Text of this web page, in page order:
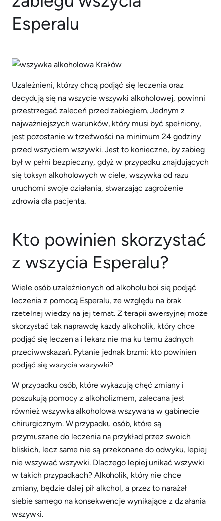
Esperalu
Uzależnieni, którzy chcą podjąć się leczenia oraz
decydują się na wszycie wszywki alkoholowej, powinni
przestrzegać zaleceń przed zabiegiem. Jednym z
najważniejszych warunków, który musi być spełniony,
jest pozostanie w trzeźwości na minimum 24 godziny
przed wszyciem wszywki. Jest to konieczne, by zabieg
był w pełni bezpieczny, gdyż w przypadku znajdujących
się toksyn alkoholowych w ciele, wszywka od razu
uruchomi swoje działania, stwarzając zagrożenie
zdrowia dla pacjenta.
Kto powinien skorzystać
z wszycia Esperalu?
Wiele osób uzależnionych od alkoholu boi się podjąć
leczenia z pomocą Esperalu, ze względu na brak
rzetelnej wiedzy na jej temat. Z terapii awersyjnej może
skorzystać tak naprawdę każdy alkoholik, który chce
podjąć się leczenia i lekarz nie ma ku temu żadnych
przeciwwskazań. Pytanie jednak brzmi: kto powinien
podjąć się wszycia wszywki?
W przypadku osób, które wykazują chęć zmiany i
poszukują pomocy z alkoholizmem, zalecana jest
również wszywka alkoholowa wszywana w gabinecie
chirurgicznym. W przypadku osób, które są
przymuszane do leczenia na przykład przez swoich
bliskich, lecz same nie są przekonane do odwyku, lepiej
nie wszywać wszywki. Dlaczego lepiej unikać wszywki
w takich przypadkach? Alkoholik, który nie chce
zmiany, będzie dalej pił alkohol, a przez to narażał
siebie samego na konsekwencje wynikające z działania
wszywki.